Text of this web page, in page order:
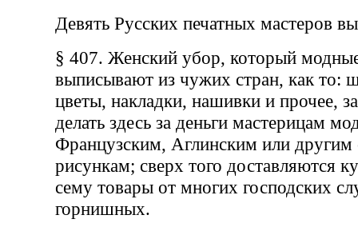
Девять Русских печатных мастеров
§ 407. Женский убор, который
выписывают из чужих стран, как то:
цветы, накладки, нашивки и прочее,
делать здесь за деньги мастерицам
Французским, Аглинским или
рисункам; сверх того доставляются
сему товары от многих господских
горнишных.